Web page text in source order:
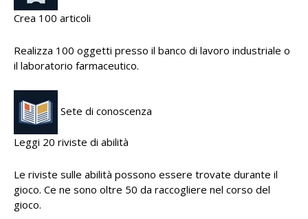
Crea 100 articoli
Realizza 100 oggetti presso il banco di lavoro industriale o
il laboratorio farmaceutico.
Sete di conoscenza
Leggi 20 riviste di abilità
Le riviste sulle abilità possono essere trovate durante il
gioco. Ce ne sono oltre 50 da raccogliere nel corso del
gioco.